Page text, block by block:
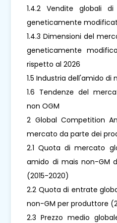
1.4.2 Vendite globali
geneticamente
1.4.3 Dimensioni del
geneticamente
rispetto al 2026
1.5 Industria dell'amido di
1.6 Tendenze del
non OGM
2 Global Competition
mercato da parte dei
2.1 Quota di mercato
amido di mais non-GM
(2015-2020)
2.2 Quota di entrate
non-GM per produttore
2.3 Prezzo medio